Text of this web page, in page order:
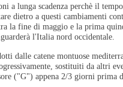
a lunga scadenza perchè il
dietro a questi cambiamenti
la fine di maggio e la prima
l'Italia nord occidentale.
dalle catene montuose
sostituiti da altri
("G") appena 2/3 giorni prima